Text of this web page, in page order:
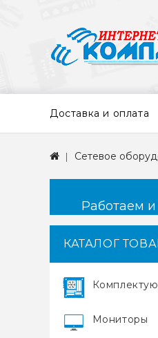
Доставка и оплата
Сетевое
Работаем и
КАТАЛОГ
Мониторы